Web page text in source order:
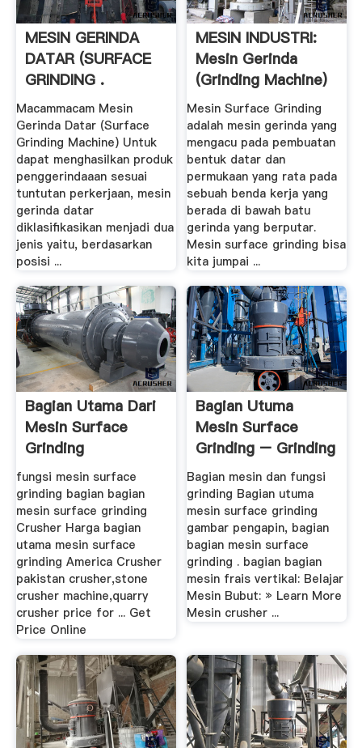
MESIN GERINDA
DATAR (SURFACE
GRINDING .
Macammacam Mesin
Gerinda Datar (Surface
Grinding Machine) Untuk
dapat menghasilkan produk
penggerindaaan sesuai
tuntutan perkerjaan, mesin
gerinda datar
diklasifikasikan menjadi dua
jenis yaitu, berdasarkan
posisi ...
MESIN INDUSTRI:
Mesin Gerinda
(Grinding Machine)
Mesin Surface Grinding
adalah mesin gerinda yang
mengacu pada pembuatan
bentuk datar dan
permukaan yang rata pada
sebuah benda kerja yang
berada di bawah batu
gerinda yang berputar.
Mesin surface grinding bisa
kita jumpai ...
Bagian Utama Dari
Mesin Surface
Grinding
fungsi mesin surface
grinding bagian bagian
mesin surface grinding
Crusher Harga bagian
utama mesin surface
grinding America Crusher
pakistan crusher,stone
crusher machine,quarry
crusher price for ... Get
Price Online
Bagian Utuma
Mesin Surface
Grinding – Grinding
Mill .
Bagian mesin dan fungsi
grinding Bagian utuma
mesin surface grinding
gambar pengapin, bagian
bagian mesin surface
grinding . bagian bagian
mesin frais vertikal: Belajar
Mesin Bubut: » Learn More
Mesin crusher ...